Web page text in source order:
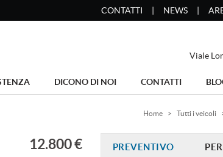
CONTATTI NEWS
Viale
DICONO DI NOI CONTATTI
Home > Tutti i veicoli
12.800 € PREVENTIVO